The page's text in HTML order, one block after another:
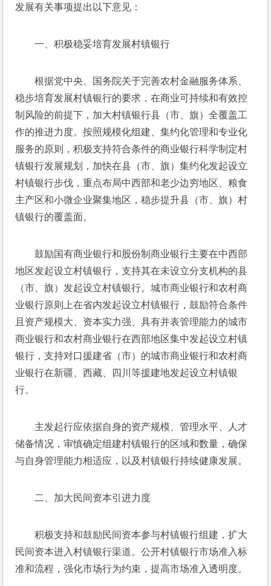
发展有关事项提出以下意见：
一、积极稳妥培育发展村镇银行
根据党中央、国务院关于完善农村金融服务体系、
稳步培育发展村镇银行的要求，在商业可持续和有效控
制风险的前提下，加大村镇银行县（市、旗）全覆盖工
作的推进力度。按照规模化组建、集约化管理和专业化
服务的原则，积极支持符合条件的商业银行科学制定村
镇银行发展规划，加快在县（市、旗）集约化发起设立
村镇银行步伐，重点布局中西部和老少边穷地区、粮食
主产区和小微企业聚集地区，稳步提升县（市、旗）村
镇银行的覆盖面。
鼓励国有商业银行和股份制商业银行主要在中西部
地区发起设立村镇银行，支持其在未设立分支机构的县
（市、旗）发起设立村镇银行。城市商业银行和农村商
业银行原则上在省内发起设立村镇银行，鼓励符合条件
且资产规模大、资本实力强、具有并表管理能力的城市
商业银行和农村商业银行在西部地区集中发起设立村镇
银行，支持对口援建省（市）的城市商业银行和农村商
业银行在新疆、西藏、四川等援建地发起设立村镇银
行。
主发起行应依据自身的资产规模、管理水平、人才
储备情况，审慎确定组建村镇银行的区域和数量，确保
与自身管理能力相适应，以及村镇银行持续健康发展。
二、加大民间资本引进力度
积极支持和鼓励民间资本参与村镇银行组建，扩大
民间资本进入村镇银行渠道。公开村镇银行市场准入标
准和流程，强化市场行为约束，提高市场准入透明度。